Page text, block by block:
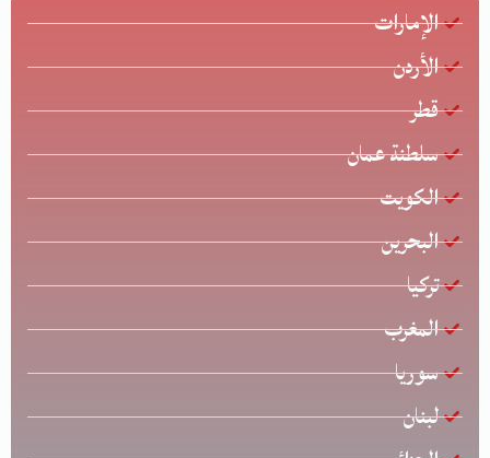
الإمارات
الأردن
قطر
سلطنة عمان
الكويت
البحرين
تركيا
المغرب
سوريا
لبنان